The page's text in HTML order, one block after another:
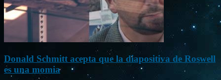
Donald Schmitt acepta que la diapositiva de Roswell
es una momia